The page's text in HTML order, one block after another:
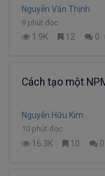
Nguyễn Văn Thịnh
9 phút đọc
1.9K 12 0
Cách tạo một
Nguyễn Hữu Kim
10 phút đọc
16.3K 10 0